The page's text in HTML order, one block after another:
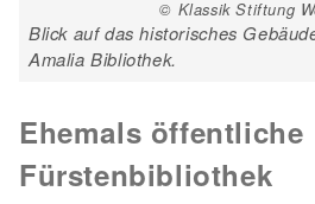
© Klassik Stiftung
Blick auf das historisches
Amalia Bibliothek.
Ehemals öffentliche
Fürstenbibliothek